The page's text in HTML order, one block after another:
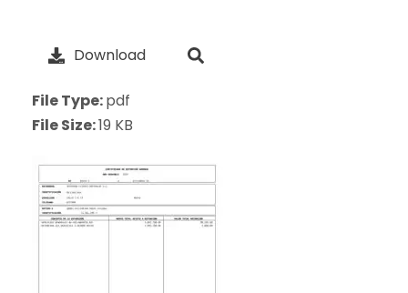
Download
File Type:pdf
File Size:19 KB